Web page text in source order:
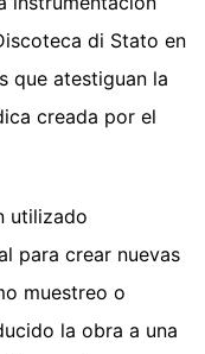
di Stato en
que atestiguan la
creada por el
utilizado
para crear nuevas
muestreo o
la obra a una